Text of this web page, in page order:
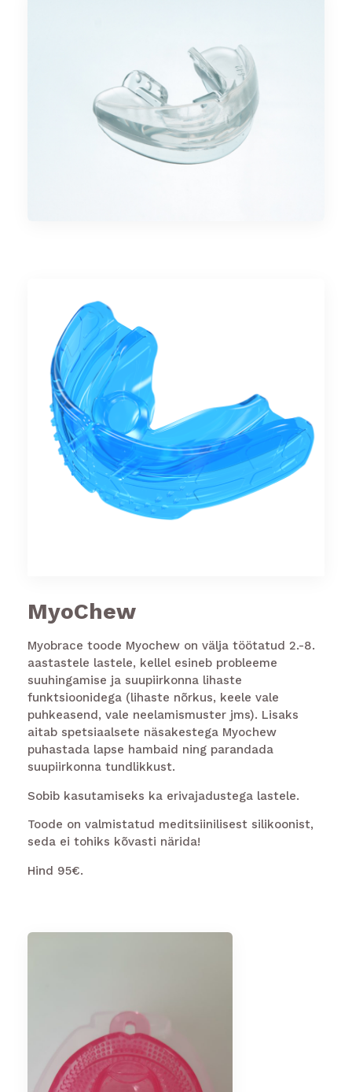
MyoChew
Myobrace toode Myochew on välja töötatud 2.-8.
aastastele lastele, kellel esineb probleeme
suuhingamise ja suupiirkonna lihaste
funktsioonidega (lihaste nõrkus, keele vale
puhkeasend, vale neelamismuster jms). Lisaks
aitab spetsiaalsete näsakestega Myochew
puhastada lapse hambaid ning parandada
suupiirkonna tundlikkust.
Sobib kasutamiseks ka erivajadustega lastele.
Toode on valmistatud meditsiinilisest silikoonist,
seda ei tohiks kõvasti närida!
Hind 95€.